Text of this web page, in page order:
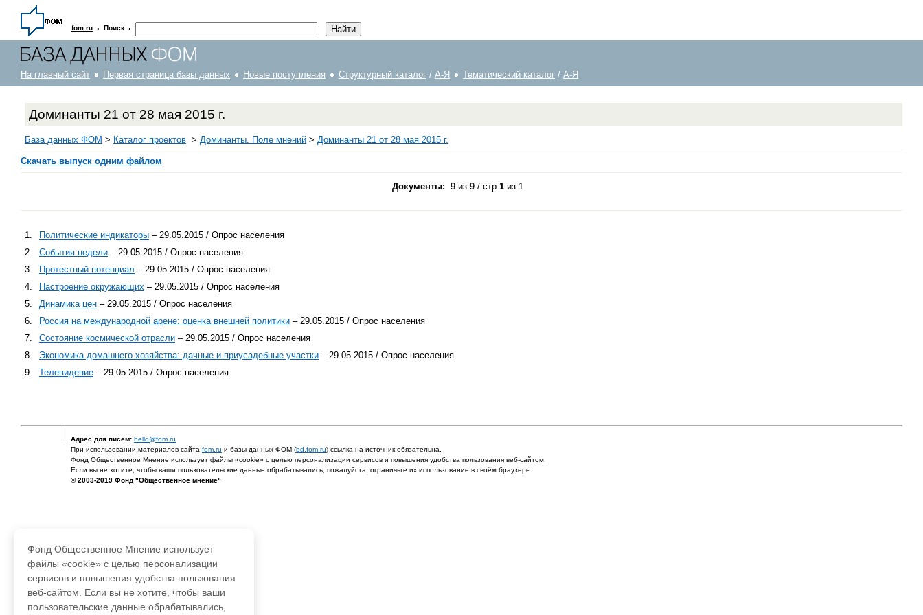
fom.ru · Поиск ·
На главный сайт Первая страница базы данных Новые поступления Структурный каталог / А-Я Тематический каталог / А-Я
Доминанты 21 от 28 мая 2015 г.
База данных ФОМ > Каталог проектов > Доминанты. Поле мнений > Доминанты 21 от 28 мая 2015 г.
Скачать выпуск одним файлом
Документы: 9 из 9 / стр. 1из 1
1. Политические индикаторы – 29.05.2015 / Опрос населения
2.
События недели – 29.05.2015 / Опрос населения
3.
Протестный потенциал – 29.05.2015 / Опрос населения
4.
Настроение окружающих – 29.05.2015 / Опрос населения
5.
Динамика цен – 29.05.2015 / Опрос населения
6.
Россия на международной арене: оценка внешней политики – 29.05.2015 / Опрос населения
7.
Состояние космической отрасли – 29.05.2015 / Опрос населения
8.
Экономика домашнего хозяйства: дачные и приусадебные участки – 29.05.2015 / Опрос населения
9.
Телевидение – 29.05.2015 / Опрос населения
Адрес для писем: hello@fom.ru
При использовании материалов сайта fom.ru и базы данных ФОМ (bd.fom.ru) ссылка на источник обязательна.
Фонд Общественное Мнение использует файлы «cookie» с целью персонализации сервисов и повышения удобства пользования веб-сайтом.
Если вы не хотите, чтобы ваши пользовательские данные обрабатывались, пожалуйста, ограничьте их использование в своём браузере.
© 2003-2019 Фонд "Общественное мнение"
Фонд Общественное Мнение использует
файлы «cookie» с целью персонализации
сервисов и повышения удобства пользования
веб-сайтом. Если вы не хотите, чтобы ваши
пользовательские данные обрабатывались,